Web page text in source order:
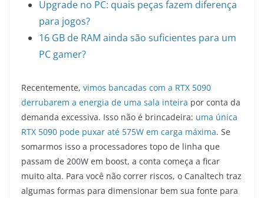
Upgrade no PC: quais peças fazem diferença
para jogos?
16 GB de RAM ainda são suficientes para um
PC gamer?
Recentemente, vimos bancadas com a RTX 5090
derrubarem a energia de uma sala inteira por conta da
demanda excessiva. Isso não é brincadeira: uma única
RTX 5090 pode puxar até 575W em carga máxima. Se
somarmos isso a processadores topo de linha que
passam de 200W em boost, a conta começa a ficar
muito alta. Para você não correr riscos, o Canaltech traz
algumas formas para dimensionar bem sua fonte para